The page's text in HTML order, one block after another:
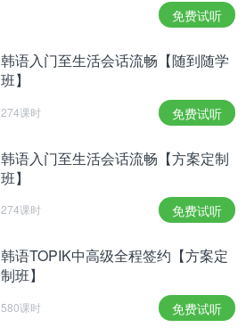
免费试听
韩语入门至生活会话流畅【随到随学
班】
274课时 免费试听
韩语入门至生活会话流畅【方案定制
班】
274课时 免费试听
韩语TOPIK中高级全程签约【方案定
制班】
580课时 免费试听